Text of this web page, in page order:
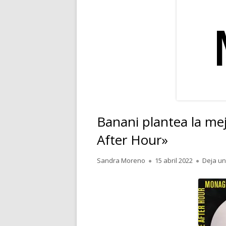
Banani plantea la
After Hour»
Autor
Sandra Moreno
Publicado
15 abril 2022 Deja